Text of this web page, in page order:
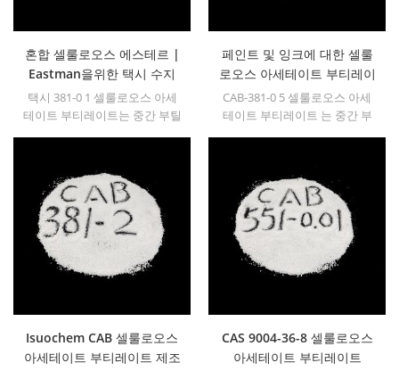
혼합 셀룰로오스 에스테르 |
Eastman을위한 택시 수지
공급 업체 대안
택시 381-0 1 셀룰로오스 아세
테이트 부티레이트는 중간 부틸
운전실 수지는 필요한 응용 분
야에 권장됩니다 적용 점도가
낮습니다그리고 비교적높은 고
체 함량.
페인트 및 잉크에 대한 셀룰
로오스 아세테이트 부티레이
트 (CAB-381-0.5)
CAB-381-0 5 셀룰로오스 아세
테이트 부티레이트 는 중간 부
함량이 필요한 응용 분야에 적
합합니다.
Isuochem CAB 셀룰로오스
아세테이트 부티레이트 제조
CAS 9004-36-8 셀룰로오스
아세테이트 부티레이트